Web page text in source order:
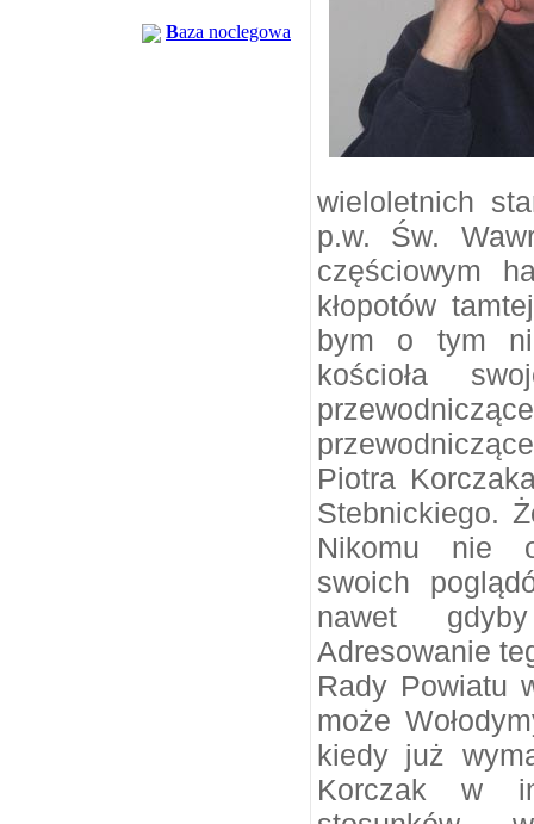
Baza noclegowa
wieloletnich
p.w. Św.
częściowym
kłopotów
bym o tym
kościoła
Piotra
Stebnickiego.
Nikomu nie
swoich
nawet
Adresowanie
Rady Powiatu
może
kiedy już
Korczak w